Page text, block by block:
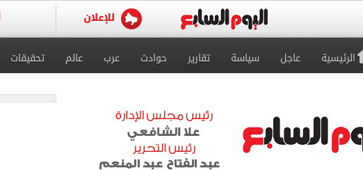
الرئيسية عاجل سياسة تقارير حوادث عرب عالم تحقيقات